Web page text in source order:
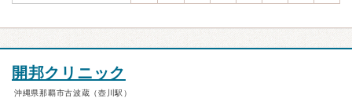
開邦クリニック
沖縄県那覇市古波蔵（壺川駅）